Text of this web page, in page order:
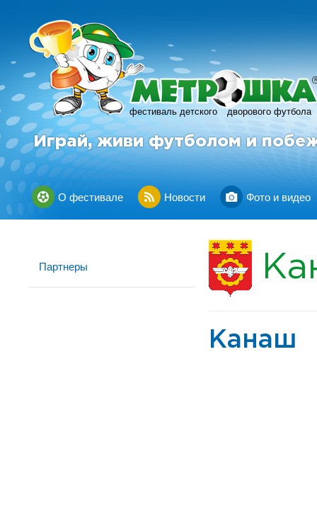
фестиваль детского дворового футбола
R
Играй, живи футболом и
О фестивале Новости Фото и видео
Партнеры
Канаш